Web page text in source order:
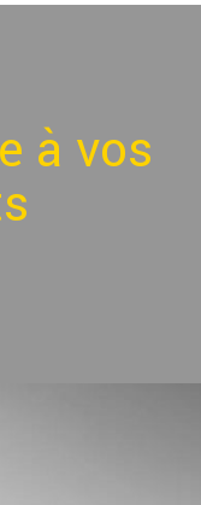
à vos